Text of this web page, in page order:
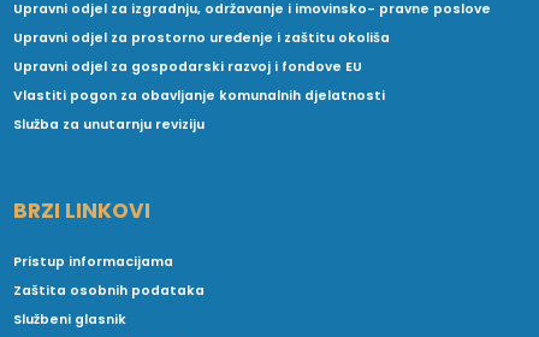
Upravni odjel za izgradnju, održavanje i imovinsko- pravne poslove
Upravni odjel za prostorno uređenje i zaštitu okoliša
Upravni odjel za gospodarski razvoj i fondove EU
Vlastiti pogon za obavljanje komunalnih djelatnosti
Služba za unutarnju reviziju
BRZI LINKOVI
Pristup informacijama
Zaštita osobnih podataka
Službeni glasnik